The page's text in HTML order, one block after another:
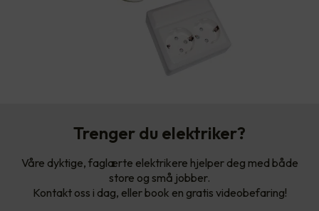
Trenger du elektriker?
Våre dyktige, faglærte elektrikere hjelper deg med både
store og små jobber.
Kontakt oss i dag, eller book en gratis videobefaring!